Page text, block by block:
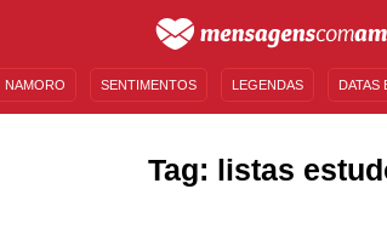
NAMORO SENTIMENTOS LEGENDAS DATAS
Tag: listas